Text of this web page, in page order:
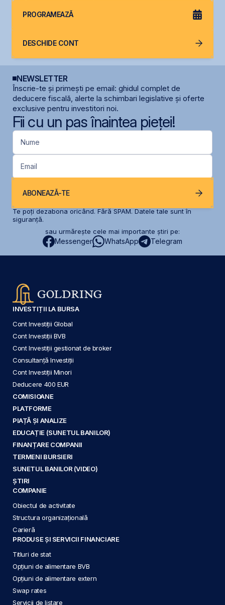
PROGRAMEAZĂ
DESCHIDE CONT
NEWSLETTER
Înscrie-te și primești pe email: ghidul complet de
deducere fiscală, alerte la schimbari legislative și oferte
exclusive pentru investitori noi.
Fii cu un pas înaintea pieței!
Nume
Email
ABONEAZĂ-TE
Te poți dezabona oricând. Fără SPAM. Datele tale sunt în
siguranță.
sau urmărește cele mai importante știri pe:
Messenger WhatsApp Telegram
INVESTIȚII LA BURSA
Cont Investiții Global
Cont Investiții BVB
Cont Investiții gestionat de broker
Consultanță Investiții
Cont Investiții Minori
Deducere 400 EUR
COMISIOANE
PLATFORME
PIAȚĂ ȘI ANALIZE
EDUCAȚIE (SUNETUL BANILOR)
FINANȚARE COMPANII
TERMENI BURSIERI
SUNETUL BANILOR (VIDEO)
ȘTIRI
COMPANIE
Obiectul de activitate
Structura organizațională
Carieră
PRODUSE ȘI SERVICII FINANCIARE
Titluri de stat
Opțiuni de alimentare BVB
Opțiuni de alimentare extern
Swap rates
Servicii de listare